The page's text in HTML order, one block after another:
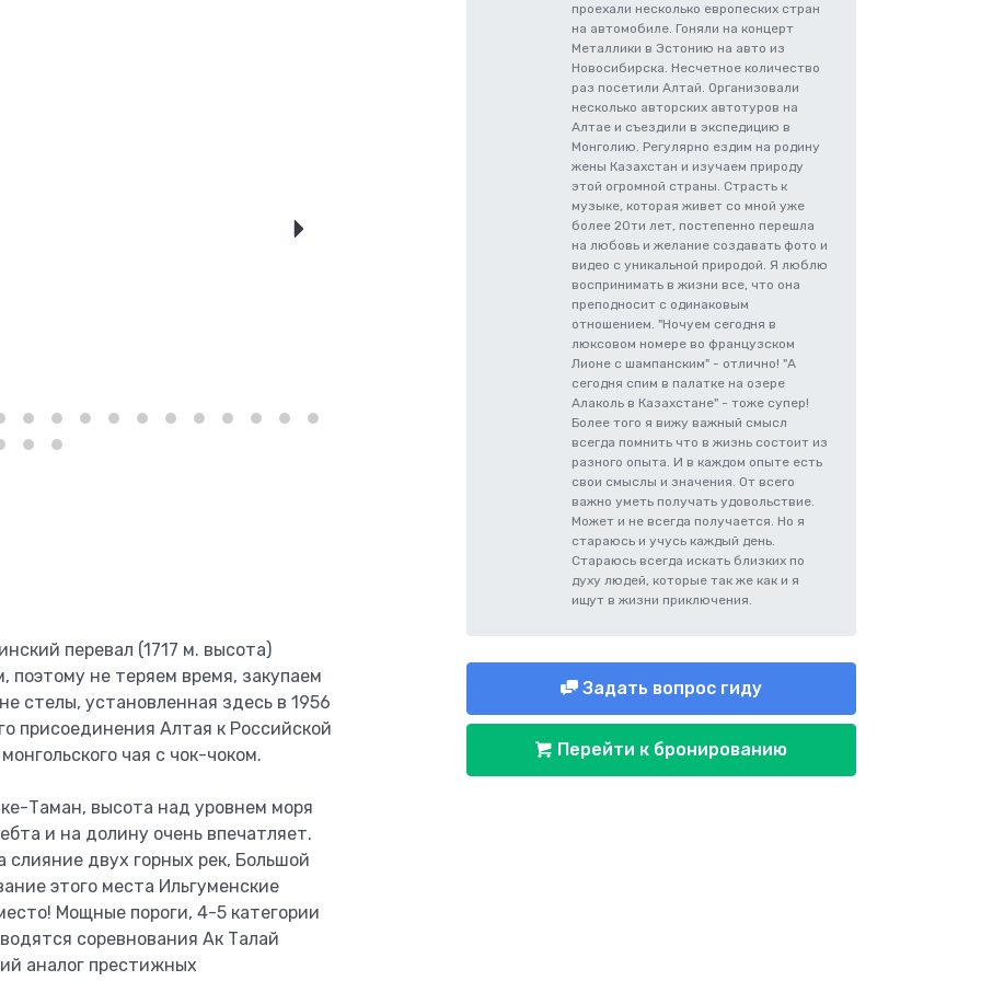
перевал (1717 м. высота)
не теряем время, закупаем
стелы, установленная здесь в 1956
присоединения Алтая к Российской
чая с чок-чоком.
Таман, высота над уровнем моря
и на долину очень впечатляет.
двух горных рек, Большой
этого места Ильгуменские
Мощные пороги, 4-5 категории
соревнования Ак Талай
аналог престижных
проехали несколько европеских стран
на автомобиле. Гоняли на концерт
Металлики в Эстонию на авто из
Новосибирска. Несчетное количество
раз посетили Алтай. Организовали
несколько авторских автотуров на
Алтае и съездили в экспедицию в
Монголию. Регулярно ездим на родину
жены Казахстан и изучаем природу
этой огромной страны. Страсть к
музыке, которая живет со мной уже
более 20ти лет, постепенно перешла
на любовь и желание создавать фото и
видео с уникальной природой. Я люблю
воспринимать в жизни все, что она
преподносит с одинаковым
отношением. "Ночуем сегодня в
люксовом номере во французском
Лионе с шампанским" - отлично! "А
сегодня спим в палатке на озере
Алаколь в Казахстане" - тоже супер!
Более того я вижу важный смысл
всегда помнить что в жизнь состоит из
разного опыта. И в каждом опыте есть
свои смыслы и значения. От всего
важно уметь получать удовольствие.
Может и не всегда получается. Но я
стараюсь и учусь каждый день.
Стараюсь всегда искать близких по
духу людей, которые так же как и я
ищут в жизни приключения.
Задать вопрос гиду
Перейти к бронированию